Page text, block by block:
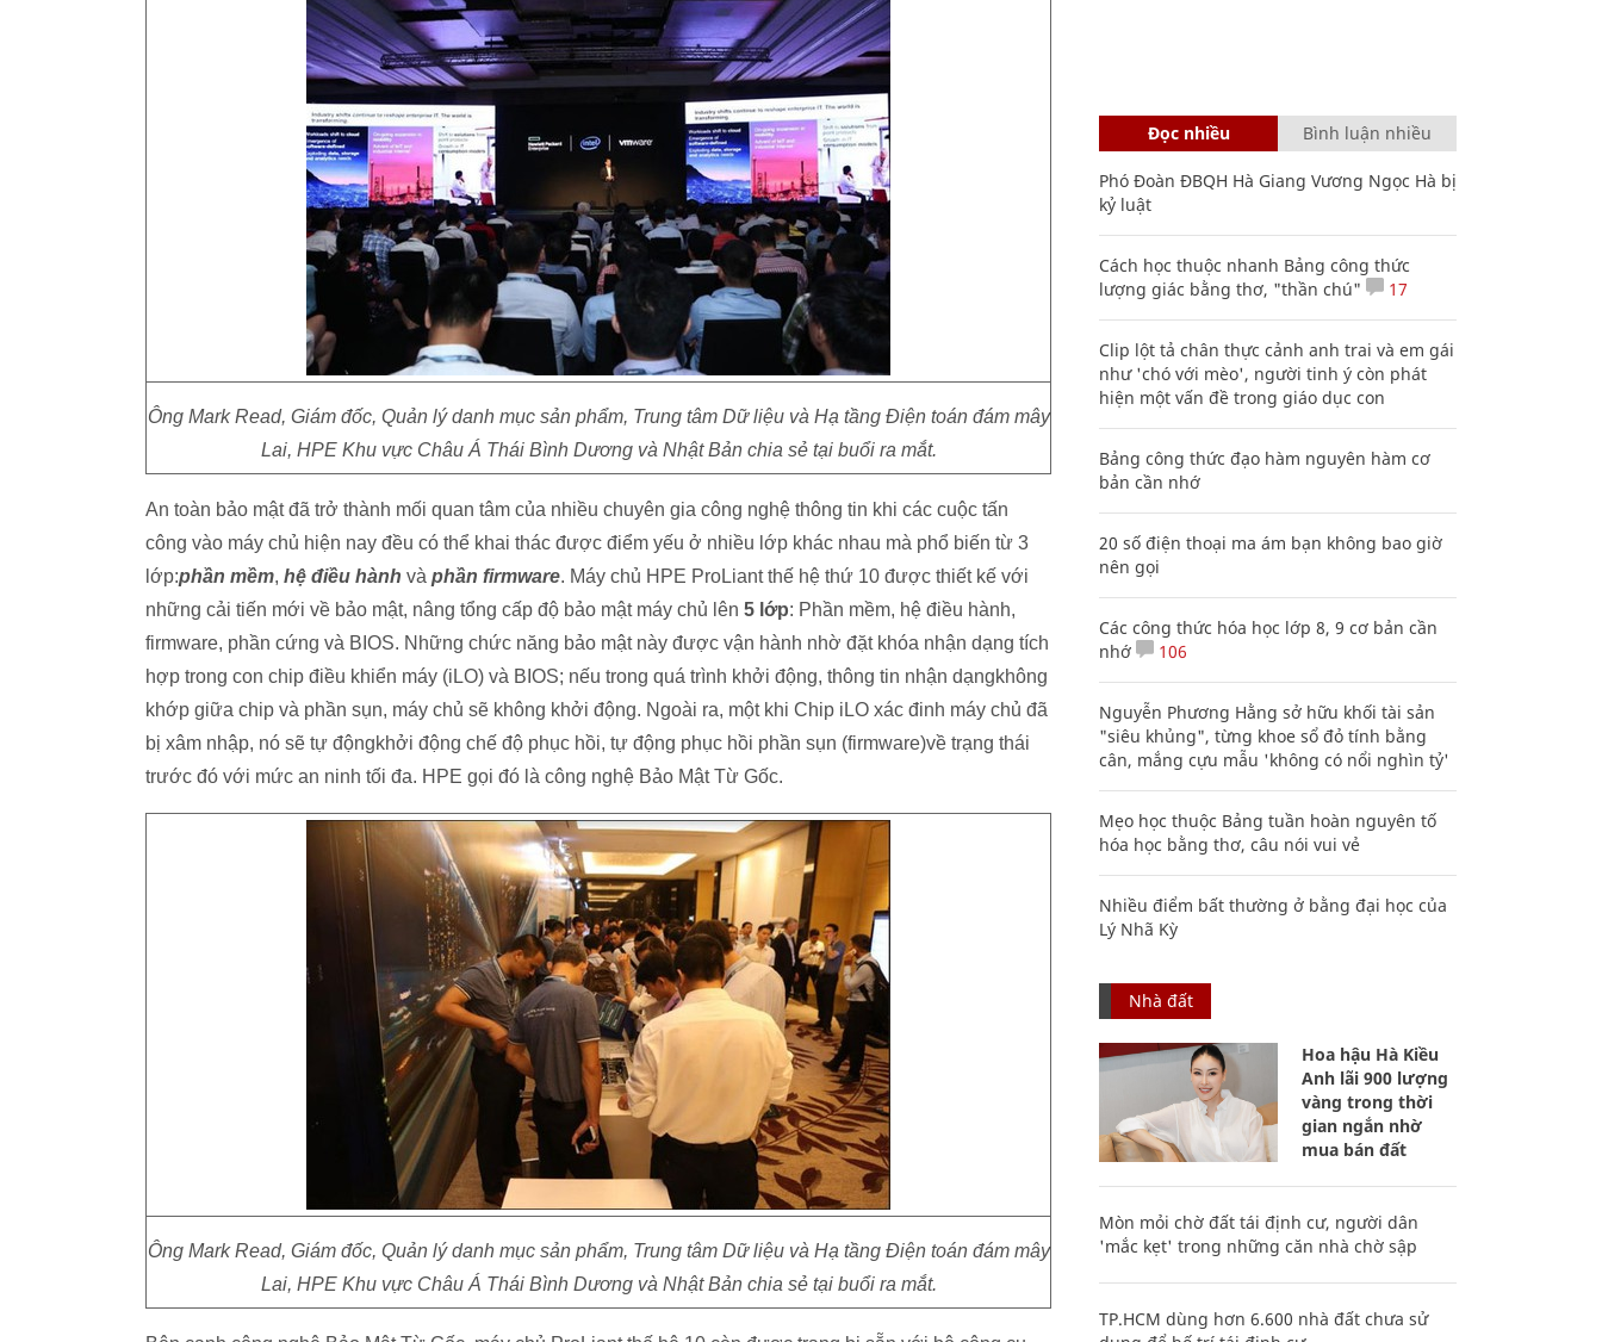
Ông Mark Read, Giám đốc, Quản lý danh mục sản phẩm, Trung tâm Dữ liệu và Hạ tầng Điện toán đám mây
Lai, HPE Khu vực Châu Á Thái Bình Dương và Nhật Bản chia sẻ tại buổi ra mắt.
An toàn bảo mật đã trở thành mối quan tâm của nhiều chuyên gia công nghệ thông tin khi các cuộc tấn
công vào máy chủ hiện nay đều có thể khai thác được điểm yếu ở nhiều lớp khác nhau mà phổ biến từ 3
lớp:phần mềm, hệ điều hành và phần firmware. Máy chủ HPE ProLiant thế hệ thứ 10 được thiết kế với
những cải tiến mới về bảo mật, nâng tổng cấp độ bảo mật máy chủ lên 5 lớp: Phần mềm, hệ điều hành,
firmware, phần cứng và BIOS. Những chức năng bảo mật này được vận hành nhờ đặt khóa nhận dạng tích
hợp trong con chip điều khiển máy (iLO) và BIOS; nếu trong quá trình khởi động, thông tin nhận dạngkhông
khớp giữa chip và phần sụn, máy chủ sẽ không khởi động. Ngoài ra, một khi Chip iLO xác đinh máy chủ đã
bị xâm nhập, nó sẽ tự độngkhởi động chế độ phục hồi, tự động phục hồi phần sụn (firmware)về trạng thái
trước đó với mức an ninh tối đa. HPE gọi đó là công nghệ Bảo Mật Từ Gốc.
Ông Mark Read, Giám đốc, Quản lý danh mục sản phẩm, Trung tâm Dữ liệu và Hạ tầng Điện toán đám mây
Lai, HPE Khu vực Châu Á Thái Bình Dương và Nhật Bản chia sẻ tại buổi ra mắt.
Đọc nhiều Bình luận nhiều
Phó Đoàn ĐBQH Hà Giang Vương Ngọc Hà bị
kỷ luật
Cách học thuộc nhanh Bảng công thức
lượng giác bằng thơ, "thần chú"
17
Clip lột tả chân thực cảnh anh trai và em gái
như 'chó với mèo', người tinh ý còn phát
hiện một vấn đề trong giáo dục con
Bảng công thức đạo hàm nguyên hàm cơ
bản cần nhớ
20 số điện thoại ma ám bạn không bao giờ
nên gọi
Các công thức hóa học lớp 8, 9 cơ bản cần
nhớ
106
Nguyễn Phương Hằng sở hữu khối tài sản
"siêu khủng", từng khoe sổ đỏ tính bằng
cân, mắng cựu mẫu 'không có nổi nghìn tỷ'
Mẹo học thuộc Bảng tuần hoàn nguyên tố
hóa học bằng thơ, câu nói vui vẻ
Nhiều điểm bất thường ở bằng đại học của
Lý Nhã Kỳ
Nhà đất
Hoa hậu Hà Kiều
Anh lãi 900 lượng
vàng trong thời
gian ngắn nhờ
mua bán đất
Mòn mỏi chờ đất tái định cư, người dân
'mắc kẹt' trong những căn nhà chờ sập
TP.HCM dùng hơn 6.600 nhà đất chưa sử